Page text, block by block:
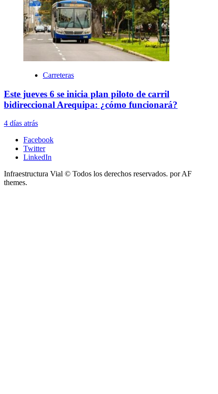
Carreteras
Este jueves 6 se inicia plan piloto de carril
bidireccional Arequipa: ¿cómo funcionará?
4 días atrás
Facebook
Twitter
LinkedIn
Infraestructura Vial © Todos los derechos reservados. por AF
themes.